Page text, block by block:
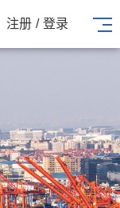
注册 / 登录